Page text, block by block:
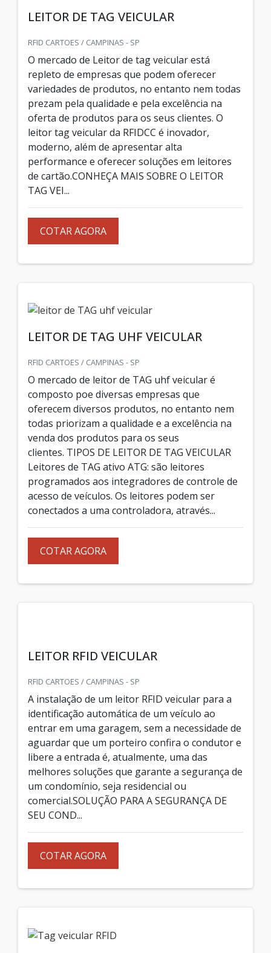
LEITOR DE TAG VEICULAR
RFID CARTOES / CAMPINAS - SP
O mercado de Leitor de tag veicular está
repleto de empresas que podem oferecer
variedades de produtos, no entanto nem todas
prezam pela qualidade e pela excelência na
oferta de produtos para os seus clientes. O
leitor tag veicular da RFIDCC é inovador,
moderno, além de apresentar alta
performance e oferecer soluções em leitores
de cartão.CONHEÇA MAIS SOBRE O LEITOR
TAG VEI...
COTAR AGORA
LEITOR DE TAG UHF VEICULAR
RFID CARTOES / CAMPINAS - SP
O mercado de leitor de TAG uhf veicular é
composto poe diversas empresas que
oferecem diversos produtos, no entanto nem
todas priorizam a qualidade e a excelência na
venda dos produtos para os seus
clientes. TIPOS DE LEITOR DE TAG VEICULAR
Leitores de TAG ativo ATG: são leitores
programados aos integradores de controle de
acesso de veículos. Os leitores podem ser
conectados a uma controladora, através...
COTAR AGORA
LEITOR RFID VEICULAR
RFID CARTOES / CAMPINAS - SP
A instalação de um leitor RFID veicular para a
identificação automática de um veículo ao
entrar em uma garagem, sem a necessidade de
aguardar que um porteiro confira o condutor e
libere a entrada é, atualmente, uma das
melhores soluções que garante a segurança de
um condomínio, seja residencial ou
comercial.SOLUÇÃO PARA A SEGURANÇA DE
SEU COND...
COTAR AGORA